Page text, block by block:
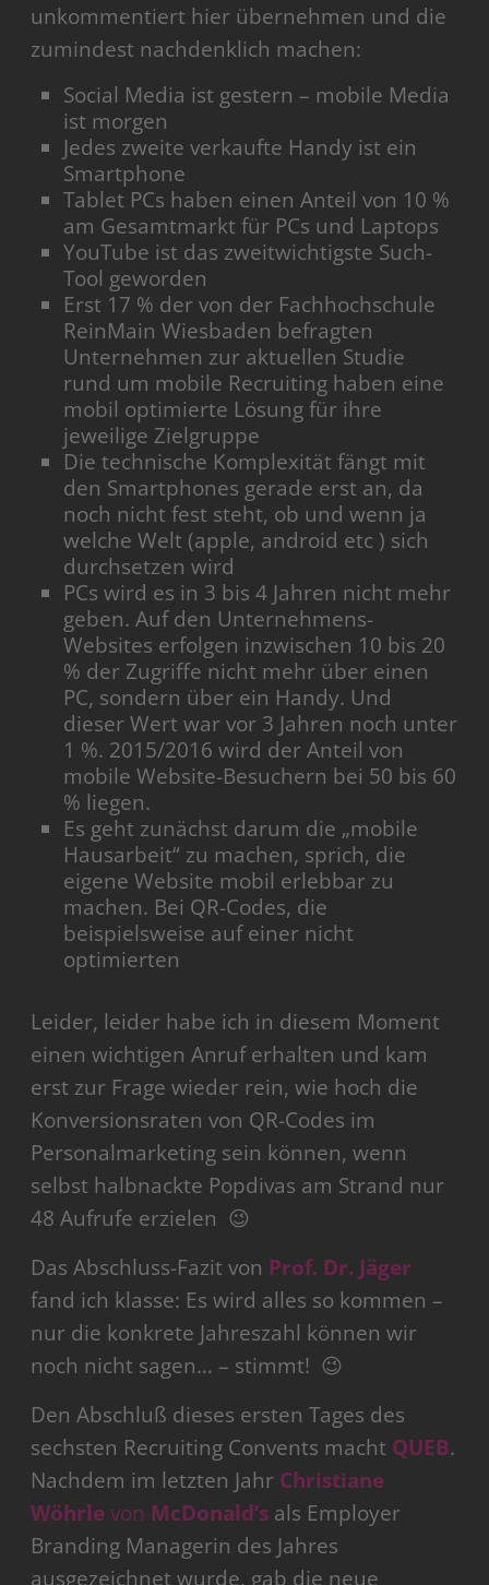
unkommentiert hier übernehmen und die
zumindest nachdenklich machen:
Social Media ist gestern – mobile Media
ist morgen
Jedes zweite verkaufte Handy ist ein
Smartphone
Tablet PCs haben einen Anteil von 10 %
am Gesamtmarkt für PCs und Laptops
YouTube ist das zweitwichtigste Such-
Tool geworden
Erst 17 % der von der Fachhochschule
ReinMain Wiesbaden befragten
Unternehmen zur aktuellen Studie
rund um mobile Recruiting haben eine
mobil optimierte Lösung für ihre
jeweilige Zielgruppe
Die technische Komplexität fängt mit
den Smartphones gerade erst an, da
noch nicht fest steht, ob und wenn ja
welche Welt (apple, android etc ) sich
durchsetzen wird
PCs wird es in 3 bis 4 Jahren nicht mehr
geben. Auf den Unternehmens-
Websites erfolgen inzwischen 10 bis 20
% der Zugriffe nicht mehr über einen
PC, sondern über ein Handy. Und
dieser Wert war vor 3 Jahren noch unter
1 %. 2015/2016 wird der Anteil von
mobile Website-Besuchern bei 50 bis 60
% liegen.
Es geht zunächst darum die „mobile
Hausarbeit“ zu machen, sprich, die
eigene Website mobil erlebbar zu
machen. Bei QR-Codes, die
beispielsweise auf einer nicht
optimierten
Leider, leider habe ich in diesem Moment
einen wichtigen Anruf erhalten und kam
erst zur Frage wieder rein, wie hoch die
Konversionsraten von QR-Codes im
Personalmarketing sein können, wenn
selbst halbnackte Popdivas am Strand nur
48 Aufrufe erzielen 😉
Das Abschluss-Fazit von Prof. Dr. Jäger
fand ich klasse: Es wird alles so kommen –
nur die konkrete Jahreszahl können wir
noch nicht sagen… – stimmt! 😉
Den Abschluß dieses ersten Tages des
sechsten Recruiting Convents macht QUEB.
Nachdem im letzten Jahr Christiane
Wöhrlevon McDonald’s als Employer
Branding Managerin des Jahres
ausgezeichnet wurde, gab die neue